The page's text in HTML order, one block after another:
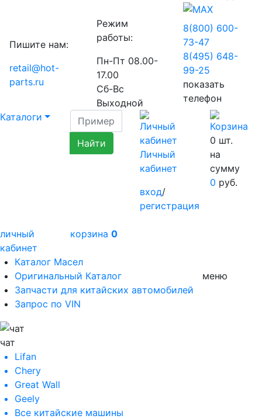
Пишите нам:
retail@hot-
parts.ru
Режим
работы:
Пн-Пт 08.00-
17.00
Сб-Вс
Выходной
8(800) 600-
73-47
8(495) 648-
99-25
показать
телефон
Каталоги
Личный
кабинет
вход/
регистрация
0 шт.
на
сумму
0 руб.
личный
кабинет
корзина 0
Каталог Масел
Оригинальный Каталог
Запчасти для китайских автомобилей
Запрос по VIN
меню
чат
Lifan
Chery
Great Wall
Geely
Все китайские машины